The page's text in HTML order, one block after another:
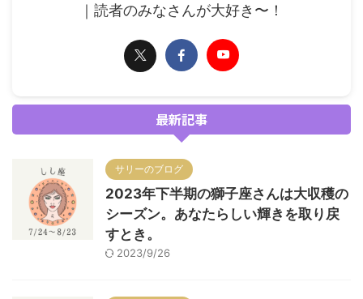
｜読者のみなさんが大好き〜！
最新記事
サリーのブログ
2023年下半期の獅子座さんは大収穫の
シーズン。あなたらしい輝きを取り戻
すとき。
2023/9/26